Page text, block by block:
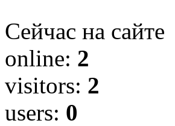
Сейчас на сайте
online: 2
visitors: 2
users: 0